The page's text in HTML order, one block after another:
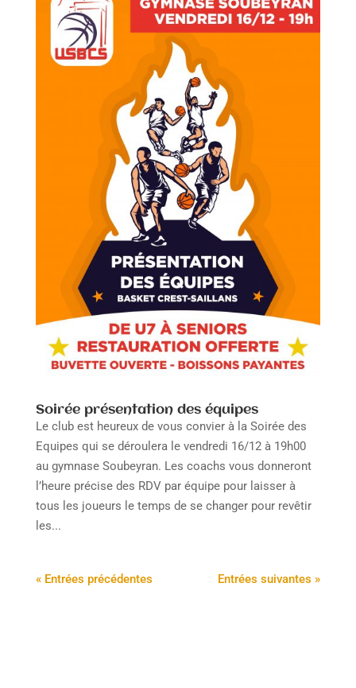
Soirée présentation des équipes
Le club est heureux de vous convier à la Soirée des
Equipes qui se déroulera le vendredi 16/12 à 19h00
au gymnase Soubeyran. Les coachs vous donneront
l’heure précise des RDV par équipe pour laisser à
tous les joueurs le temps de se changer pour revêtir
les...
« Entrées précédentes Entrées suivantes »